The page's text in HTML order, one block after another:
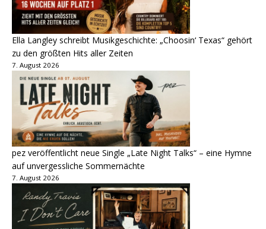
Ella Langley schreibt Musikgeschichte: „Choosin‘ Texas“ gehört
zu den größten Hits aller Zeiten
7. August 2026
pez veröffentlicht neue Single „Late Night Talks“ – eine Hymne
auf unvergessliche Sommernächte
7. August 2026